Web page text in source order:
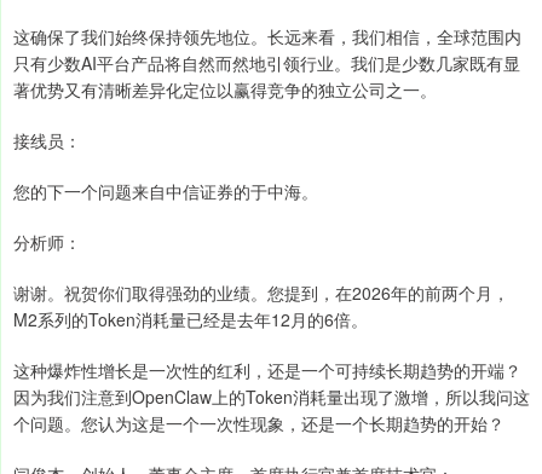
这确保了我们始终保持领先地位。长远来看，我们相信，全球范围内
只有少数AI平台产品将自然而然地引领行业。我们是少数几家既有显
著优势又有清晰差异化定位以赢得竞争的独立公司之一。
接线员：
您的下一个问题来自中信证券的于中海。
分析师：
谢谢。祝贺你们取得强劲的业绩。您提到，在2026年的前两个月，
M2系列的Token消耗量已经是去年12月的6倍。
这种爆炸性增长是一次性的红利，还是一个可持续长期趋势的开端？
因为我们注意到OpenClaw上的Token消耗量出现了激增，所以我问这
个问题。您认为这是一个一次性现象，还是一个长期趋势的开始？